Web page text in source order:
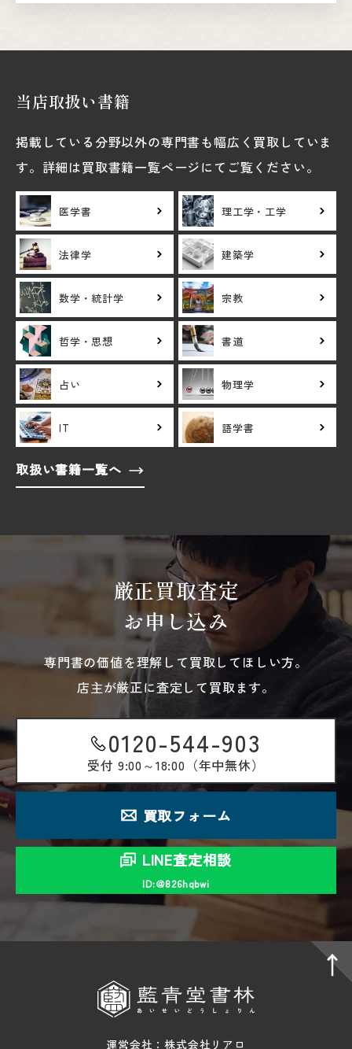
当店取扱い書籍
掲載している分野以外の専門書も幅広く買取していま
す。詳細は買取書籍一覧ページにてご覧ください。
医学書 理工学・工学
法律学 建築学
数学・統計学 宗教
哲学・思想 書道
占い 物理学
IT 語学書
取扱い書籍一覧へ
厳正買取査定
お申し込み
専門書の価値を理解して買取してほしい方。
店主が厳正に査定して買取ます。
0120-544-903
受付 9:00～18:00（年中無休）
買取フォーム
LINE査定相談
ID:＠826hqbwi
運営会社：株式会社リアロ